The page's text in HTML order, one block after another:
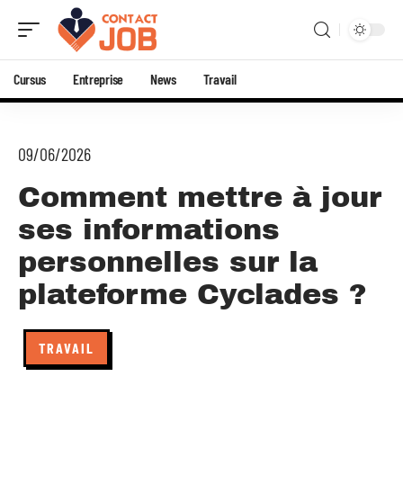
Cursus Entreprise News Travail
09/06/2026
Comment mettre à jour
ses informations
personnelles sur la
plateforme Cyclades ?
TRAVAIL